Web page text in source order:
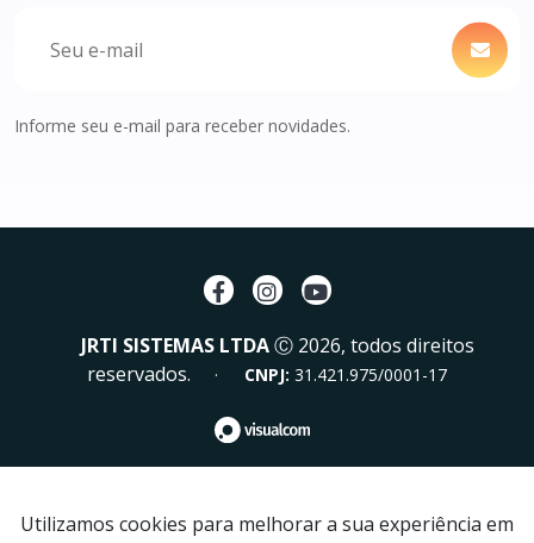
Informe seu e-mail para receber novidades.
JRTI SISTEMAS LTDAⒸ 2026, todos direitos
reservados.
· CNPJ: 31.421.975/0001-17
Utilizamos cookies para melhorar a sua experiência em